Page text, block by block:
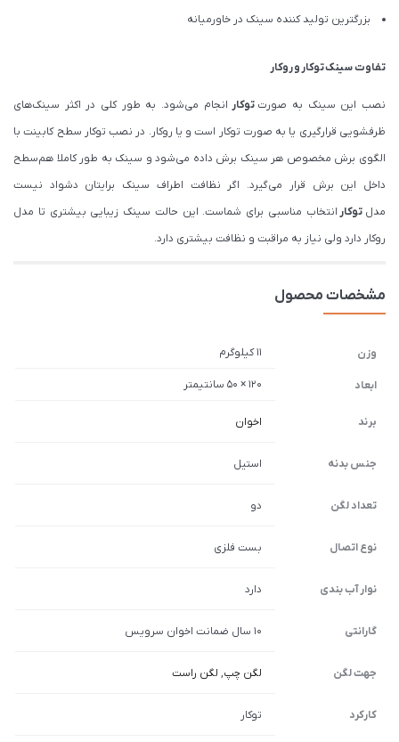
بزرگترین تولید کننده سینک در خاورمیانه
تفاوت سینکتوکاروروکار
نصب این سینک به صورتتوکار انجام می‌شود. به طور کلی در اکثر سینک‌های
ظرفشویی قرارگیری یا به صورت توکار است و یا روکار. در نصب توکار سطح کابینت با
الگوی برش مخصوص هر سینک برش داده می‌شود و سینک به طور کاملا هم‌سطح
داخل این برش قرار می‌گیرد. اگر نظافت اطراف سینک برایتان دشواد نیست
مدل توکارانتخاب مناسبی برای شماست. این حالت سینک زیبایی بیشتری تا مدل
روکار دارد ولی نیاز به مراقبت و نظافت بیشتری دارد.
مشخصات محصول
وزن 11 کیلوگرم
ابعاد 120 × 50 سانتیمتر
برند اخوان
جنس بدنه استیل
تعداد لگن دو
نوع اتصال بست فلزی
نوار آب بندی دارد
گارانتی 10 سال ضمانت اخوان سرویس
جهت لگن لگن چپ, لگن راست
کارکرد توکار